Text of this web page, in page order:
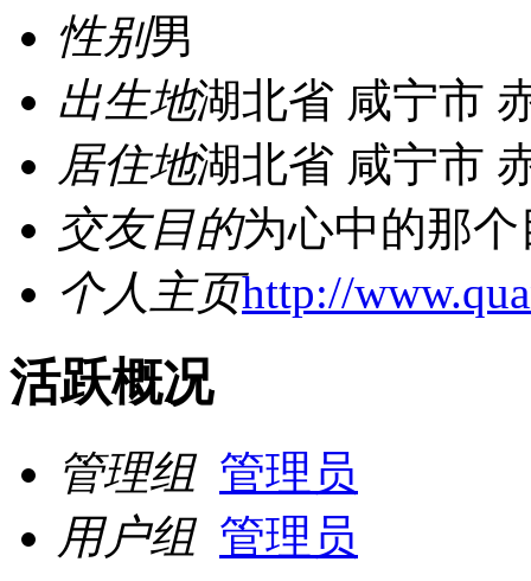
性别男
出生地湖北省 咸宁市
居住地湖北省 咸宁市
交友目的为心中的那个
个人主页http://
活跃概况
管理组 管理员
用户组 管理员